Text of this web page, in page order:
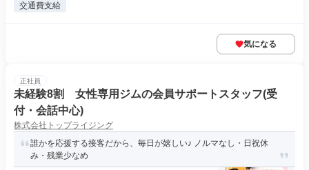
交通費支給
気になる
正社員
未経験8割 女性専用ジムの会員サポートスタッフ(受
付・会話中心)
株式会社トップライジング
誰かを応援する接客だから、毎日が嬉しい♪ ノルマなし・日祝休
み・残業少なめ